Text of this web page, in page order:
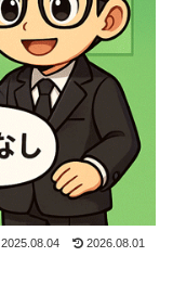
2025.08.04 2026.08.01